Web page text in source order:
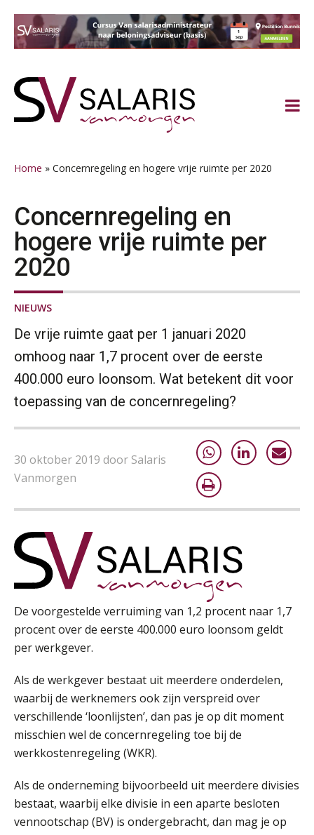
naar
hoofdnavigatie
naar
hoofd
naar
eerste
naar
voettekst
Home » Concernregeling en hogere vrije ruimte per 2020
Concernregeling en
hogere vrije ruimte per
2020
NIEUWS
De vrije ruimte gaat per 1 januari 2020
omhoog naar 1,7 procent over de eerste
400.000 euro loonsom. Wat betekent dit voor
toepassing van de concernregeling?
30 oktober 2019 door Salaris
Vanmorgen
De voorgestelde verruiming van 1,2 procent naar 1,7
procent over de eerste 400.000 euro loonsom geldt
per werkgever.
Als de werkgever bestaat uit meerdere onderdelen,
waarbij de werknemers ook zijn verspreid over
verschillende ‘loonlijsten’, dan pas je op dit moment
misschien wel de concernregeling toe bij de
werkkostenregeling (WKR).
Als de onderneming bijvoorbeeld uit meerdere divisies
bestaat, waarbij elke divisie in een aparte besloten
vennootschap (BV) is ondergebracht, dan mag je op
07
Markus Verbeek Praehep
11
AUG
Markus Verbeek Praehep
AUG
Markus Verbeek Praehep
17
20
AUG
Module Loonheffingen PDL
Markus Verbeek Praehep
Module Loonheffingen VPS
Markus Verbeek Praehep
24